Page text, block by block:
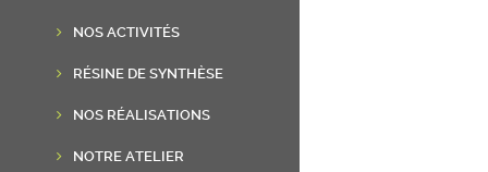
NOS ACTIVITÉS
RÉSINE DE SYNTHÈSE
NOS RÉALISATIONS
NOTRE ATELIER